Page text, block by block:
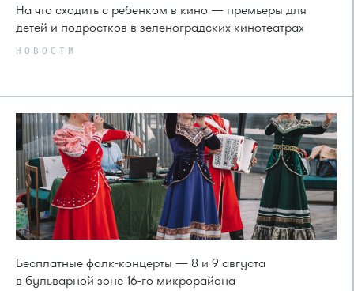
На что сходить с ребенком в кино — премьеры для
детей и подростков в зеленоградских кинотеатрах
НОВОСТИ
Бесплатные фолк-концерты — 8 и 9 августа
в бульварной зоне 16-го микрорайона